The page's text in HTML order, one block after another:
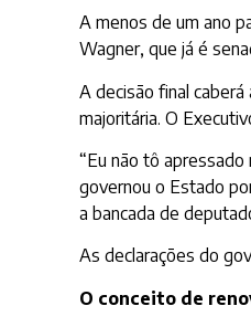
A menos de um ano
Wagner, que já é
A decisão final
majoritária. O
“Eu não tô
governou o Estado
a bancada de
As declarações do
O conceito de